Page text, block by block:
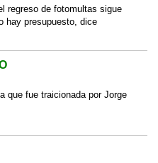
regreso de fotomultas sigue
hay presupuesto, dice
que fue traicionada por Jorge